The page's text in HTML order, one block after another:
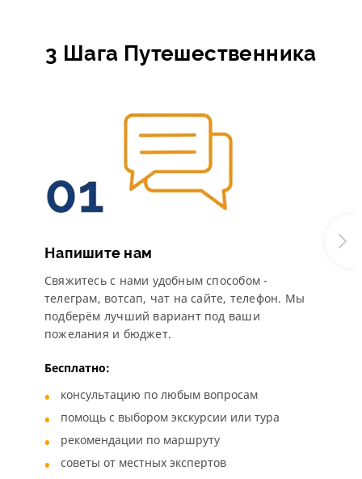
3 Шага Путешественника
Напишите нам
Свяжитесь с нами удобным способом -
телеграм, вотсап, чат на сайте, телефон. Мы
подберём лучший вариант под ваши
пожелания и бюджет.
Бесплатно:
консультацию по любым вопросам
помощь с выбором экскурсии или тура
рекомендации по маршруту
советы от местных экспертов